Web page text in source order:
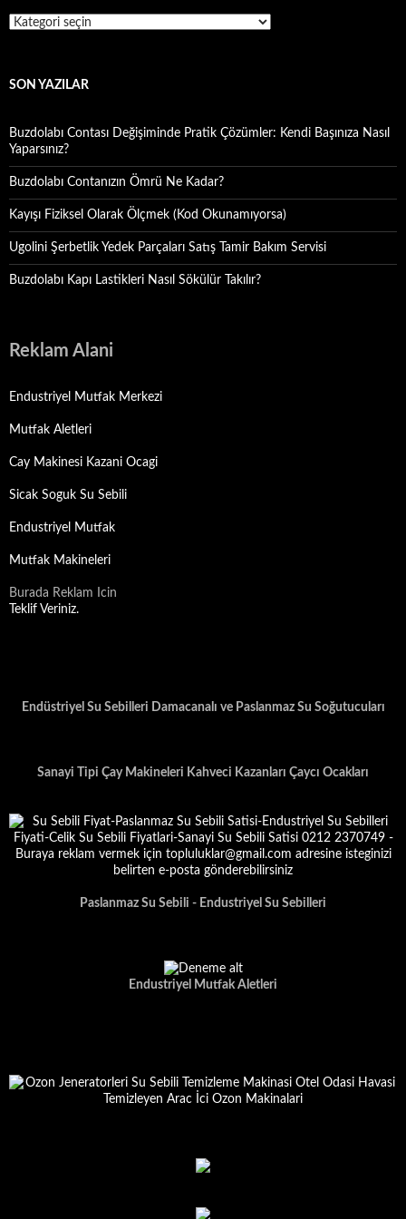
Kategoriler
SON YAZILAR
Buzdolabı Contası Değişiminde Pratik Çözümler: Kendi Başınıza Nasıl
Yaparsınız?
Buzdolabı Contanızın Ömrü Ne Kadar?
Kayışı Fiziksel Olarak Ölçmek (Kod Okunamıyorsa)
Ugolini Şerbetlik Yedek Parçaları Satış Tamir Bakım Servisi
Buzdolabı Kapı Lastikleri Nasıl Sökülür Takılır?
Reklam Alani
Endustriyel Mutfak Merkezi
Mutfak Aletleri
Cay Makinesi Kazani Ocagi
Sicak Soguk Su Sebili
Endustriyel Mutfak
Mutfak Makineleri
Burada Reklam Icin
Teklif Veriniz.
Endüstriyel Su Sebilleri Damacanalı ve Paslanmaz Su Soğutucuları
Sanayi Tipi Çay Makineleri Kahveci Kazanları Çaycı Ocakları
Paslanmaz Su Sebili - Endustriyel Su Sebilleri
Endustriyel Mutfak Aletleri